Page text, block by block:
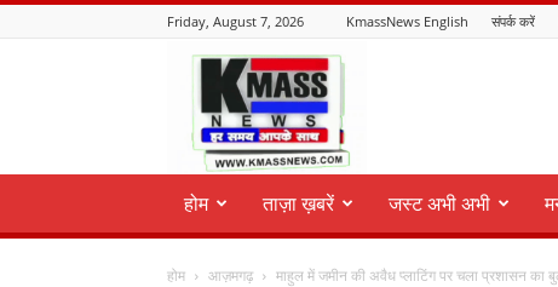
Friday, August 7, 2026 KmassNews English संपर्क करें
KmassNews
होम ताज़ा ख़बरें जस्ट अभी अभी
होम आज़मगढ़ माहुल में जमीन की अवैध प्लाटिंग पर चला प्रशासन का